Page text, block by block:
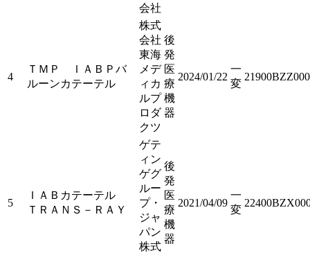
会社
4
ＴＭＰ ＩＡＢＰバ
ルーンカテーテル
株式
会社
東海
メデ
ィカ
ルプ
ロダ
クツ
後
発
医
療
機
器
2024/01/22
一
変
5
ＩＡＢカテーテル
ＴＲＡＮＳ－ＲＡＹ
ゲテ
ィン
ゲグ
ルー
プ・
ジャ
パン
株式
後
発
医
療
機
器
2021/04/09
一
変